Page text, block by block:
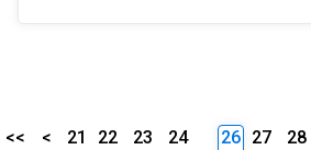
<< < 21 22 23
24
26 27 28